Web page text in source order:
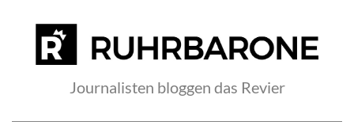
Journalisten bloggen das Revier